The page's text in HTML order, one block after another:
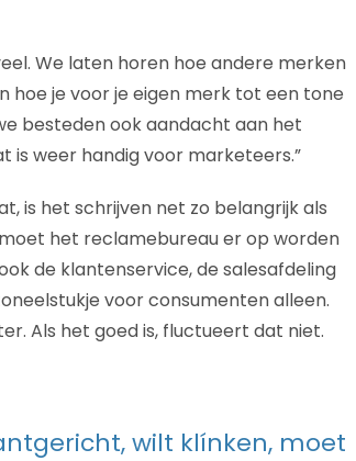
We laten horen hoe andere merken
hoe je voor je eigen merk tot een tone
besteden ook aandacht aan het
is weer handig voor marketeers.”
is het schrijven net zo belangrijk als
het reclamebureau er op worden
de klantenservice, de salesafdeling
voor consumenten alleen.
Als het goed is, fluctueert dat niet.
wilt klínken, moet